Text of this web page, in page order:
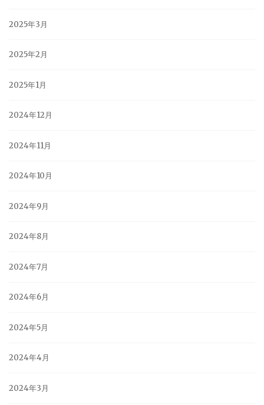
2025年3月
2025年2月
2025年1月
2024年12月
2024年11月
2024年10月
2024年9月
2024年8月
2024年7月
2024年6月
2024年5月
2024年4月
2024年3月